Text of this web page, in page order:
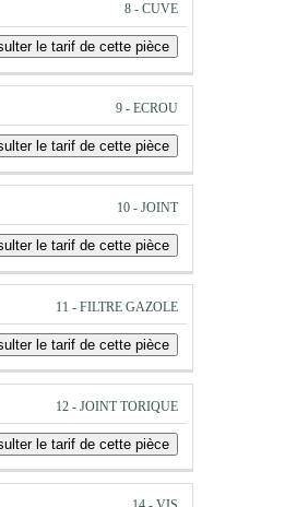
8 - CUVE
9 - ECROU
10 - JOINT
11 - FILTRE GAZOLE
12 - JOINT TORIQUE